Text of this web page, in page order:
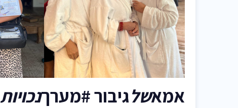
אמאשלגיבור #מערךנכויות